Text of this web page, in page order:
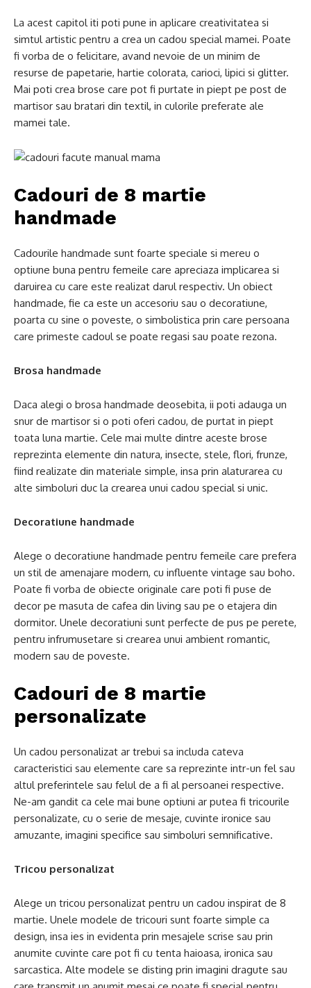
La acest capitol iti poti pune in aplicare creativitatea si
simtul artistic pentru a crea un cadou special mamei. Poate
fi vorba de o felicitare, avand nevoie de un minim de
resurse de papetarie, hartie colorata, carioci, lipici si glitter.
Mai poti crea brose care pot fi purtate in piept pe post de
martisor sau bratari din textil, in culorile preferate ale
mamei tale.
Cadouri de 8 martie
handmade
Cadourile handmade sunt foarte speciale si mereu o
optiune buna pentru femeile care apreciaza implicarea si
daruirea cu care este realizat darul respectiv. Un obiect
handmade, fie ca este un accesoriu sau o decoratiune,
poarta cu sine o poveste, o simbolistica prin care persoana
care primeste cadoul se poate regasi sau poate rezona.
Brosa handmade
Daca alegi o brosa handmade deosebita, ii poti adauga un
snur de martisor si o poti oferi cadou, de purtat in piept
toata luna martie. Cele mai multe dintre aceste brose
reprezinta elemente din natura, insecte, stele, flori, frunze,
fiind realizate din materiale simple, insa prin alaturarea cu
alte simboluri duc la crearea unui cadou special si unic.
Decoratiune handmade
Alege o decoratiune handmade pentru femeile care prefera
un stil de amenajare modern, cu influente vintage sau boho.
Poate fi vorba de obiecte originale care poti fi puse de
decor pe masuta de cafea din living sau pe o etajera din
dormitor. Unele decoratiuni sunt perfecte de pus pe perete,
pentru infrumusetare si crearea unui ambient romantic,
modern sau de poveste.
Cadouri de 8 martie
personalizate
Un cadou personalizat ar trebui sa includa cateva
caracteristici sau elemente care sa reprezinte intr-un fel sau
altul preferintele sau felul de a fi al persoanei respective.
Ne-am gandit ca cele mai bune optiuni ar putea fi tricourile
personalizate, cu o serie de mesaje, cuvinte ironice sau
amuzante, imagini specifice sau simboluri semnificative.
Tricou personalizat
Alege un tricou personalizat pentru un cadou inspirat de 8
martie. Unele modele de tricouri sunt foarte simple ca
design, insa ies in evidenta prin mesajele scrise sau prin
anumite cuvinte care pot fi cu tenta haioasa, ironica sau
sarcastica. Alte modele se disting prin imagini dragute sau